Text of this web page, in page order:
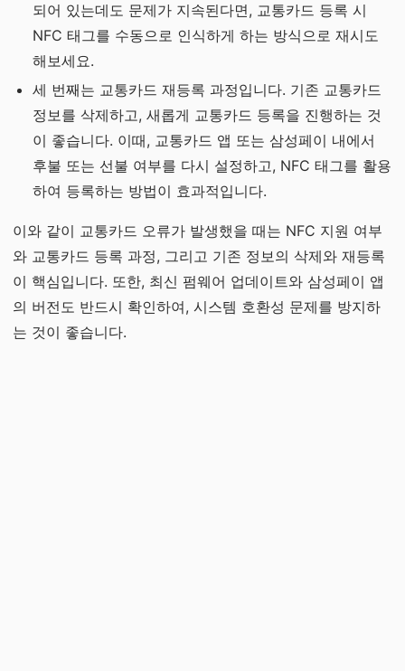
되어 있는데도 문제가 지속된다면, 교통카드 등록 시
NFC 태그를 수동으로 인식하게 하는 방식으로 재시도
해보세요.
세 번째는 교통카드 재등록 과정입니다. 기존 교통카드
정보를 삭제하고, 새롭게 교통카드 등록을 진행하는 것
이 좋습니다. 이때, 교통카드 앱 또는 삼성페이 내에서
후불 또는 선불 여부를 다시 설정하고, NFC 태그를 활용
하여 등록하는 방법이 효과적입니다.
이와 같이 교통카드 오류가 발생했을 때는 NFC 지원 여부
와 교통카드 등록 과정, 그리고 기존 정보의 삭제와 재등록
이 핵심입니다. 또한, 최신 펌웨어 업데이트와 삼성페이 앱
의 버전도 반드시 확인하여, 시스템 호환성 문제를 방지하
는 것이 좋습니다.